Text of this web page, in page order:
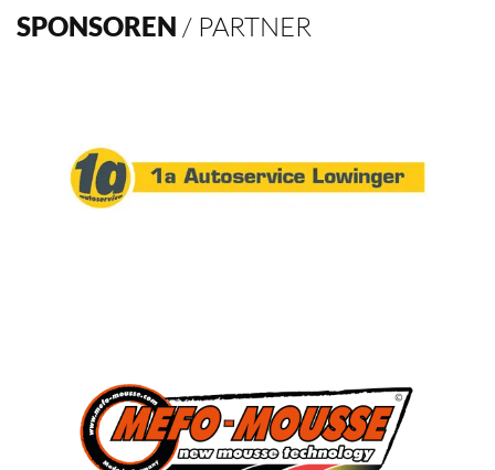
SPONSOREN / PARTNER